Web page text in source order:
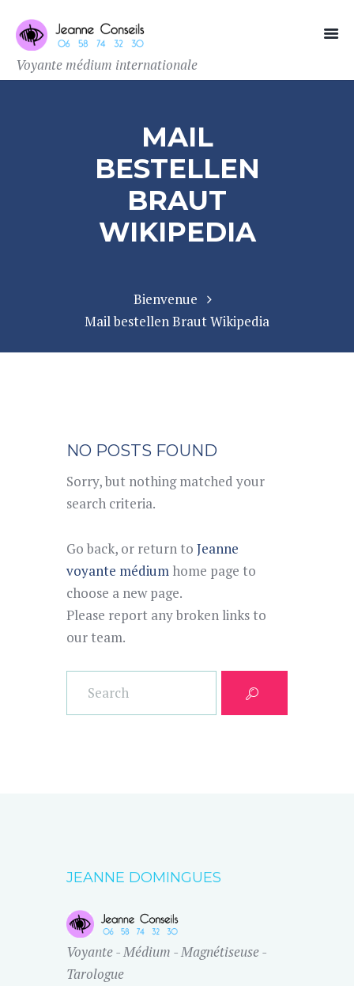
Voyante médium internationale
MAIL
BESTELLEN
BRAUT
WIKIPEDIA
Bienvenue
Mail bestellen Braut Wikipedia
NO POSTS FOUND
Sorry, but nothing matched your
search criteria.
Go back, or return to Jeanne
voyante médium home page to
choose a new page.
Please report any broken links to
our team.
JEANNE DOMINGUES
Voyante - Médium - Magnétiseuse -
Tarologue